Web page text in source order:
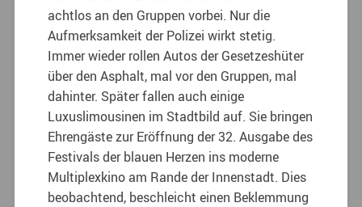
achtlos an den Gruppen vorbei. Nur die
Aufmerksamkeit der Polizei wirkt stetig.
Immer wieder rollen Autos der Gesetzeshüter
über den Asphalt, mal vor den Gruppen, mal
dahinter. Später fallen auch einige
Luxuslimousinen im Stadtbild auf. Sie bringen
Ehrengäste zur Eröffnung der 32. Ausgabe des
Festivals der blauen Herzen ins moderne
Multiplexkino am Rande der Innenstadt. Dies
beobachtend, beschleicht einen Beklemmung